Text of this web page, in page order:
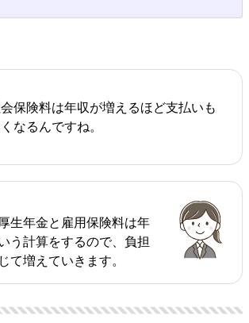
保険料は年収が増えるほど支払いも
なるんですね。
生年金と雇用保険料は年
う計算をするので、負担
て増えていきます。